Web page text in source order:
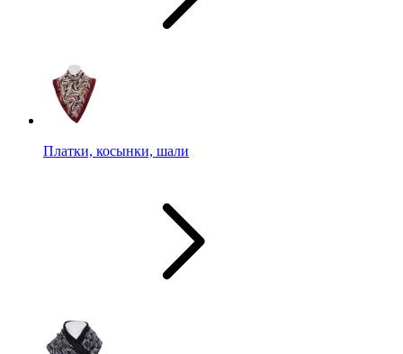
Платки, косынки, шали